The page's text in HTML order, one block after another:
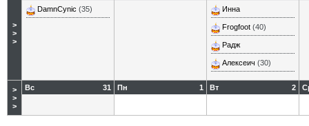
>
>
>
DamnCynic (35)
Инна
Frogfoot (40)
Радж
Алексеич (30)
>
>
>
31
Вс 1
Пн 2
Вт